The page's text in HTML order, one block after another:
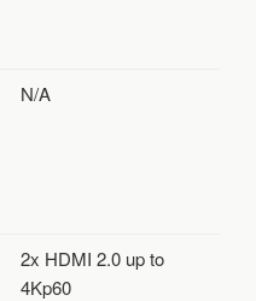
N/A
2x HDMI 2.0 up to
4Kp60